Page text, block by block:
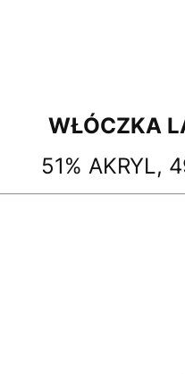
WŁÓCZKA
51% AKRYL,